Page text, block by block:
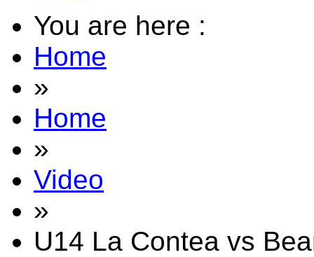
You are here :
Home
»
Home
»
Video
»
U14 La Contea vs